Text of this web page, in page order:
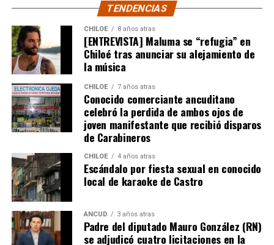
congresista solo está actuando en beneficio de los
intereses de las grandes empresas, sin considerar los
derechos fundamentales de los pueblos que habitan esas
tierras desde tiempos ancestrales.
Welcome to our website
www.rolexreplicaswissmade.com that is a perfect online
shop forfake rolex.
“Actualmente, está vigente la Ley Indígena, Ley
Lafkenche, y el Convenio Internacional 169 ratificado
en Chile. No es posible que en los últimos tiempos
solo actúe sobre los intereses de la industria
salmonera y no sobre los derechos fundamentales de
los habitantes originarios. Es un acto discriminatorio
a nuestro Pueblo”,agregó Caicheo, dejando clara su
TENDENCIAS
CHILOE 8 años atras
[ENTREVISTA] Maluma se “refugia” en
Chiloé tras anunciar su alejamiento de
la música
CHILOE 7 años atras
Conocido comerciante ancuditano
celebró la perdida de ambos ojos de
joven manifestante que recibió disparos
de Carabineros
CHILOE 4 años atras
Escándalo por fiesta sexual en conocido
local de karaoke de Castro
ANCUD 3 años atras
Padre del diputado Mauro González (RN)
se adjudicó cuatro licitaciones en la